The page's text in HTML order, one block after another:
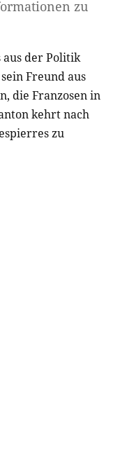
zu
aus der Politik
Freund aus
die Franzosen in
kehrt nach
zu